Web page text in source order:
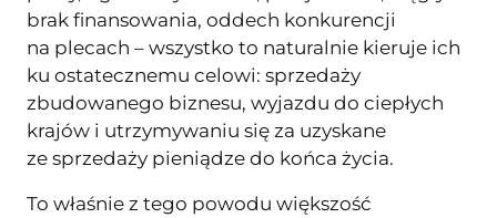
brak finansowania, oddech konkurencji
na plecach – wszystko to naturalnie kieruje ich
ku ostatecznemu celowi: sprzedaży
zbudowanego biznesu, wyjazdu do ciepłych
krajów i utrzymywaniu się za uzyskane
ze sprzedaży pieniądze do końca życia.
To właśnie z tego powodu większość